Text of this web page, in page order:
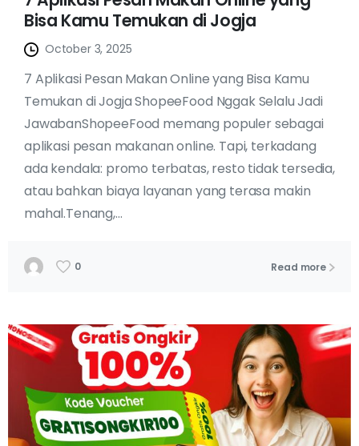
Bisa Kamu Temukan di Jogja
October 3, 2025
7 Aplikasi Pesan Makan Online yang Bisa Kamu
Temukan di Jogja ShopeeFood Nggak Selalu Jadi
JawabanShopeeFood memang populer sebagai
aplikasi pesan makanan online. Tapi, terkadang
ada kendala: promo terbatas, resto tidak tersedia,
atau bahkan biaya layanan yang terasa makin
mahal.Tenang,...
0 Read more